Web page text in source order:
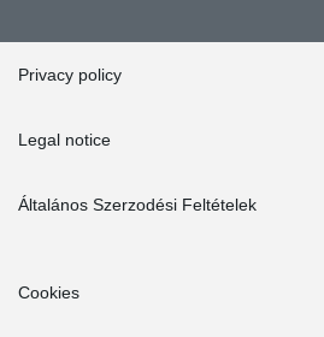
Privacy policy
Legal notice
Általános Szerzodési Feltételek
Cookies